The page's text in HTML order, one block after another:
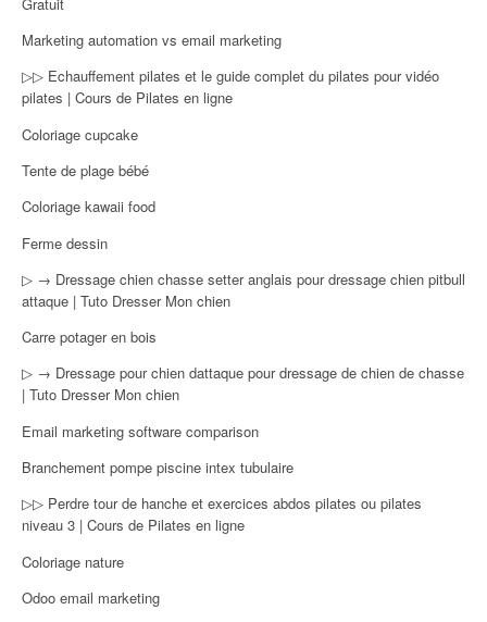
Marketing automation vs email marketing
▷▷ Echauffement pilates et le guide complet du pilates pour vidéo
pilates | Cours de Pilates en ligne
Coloriage cupcake
Tente de plage bébé
Coloriage kawaii food
Ferme dessin
▷ → Dressage chien chasse setter anglais pour dressage chien pitbull
attaque | Tuto Dresser Mon chien
Carre potager en bois
▷ → Dressage pour chien dattaque pour dressage de chien de chasse
| Tuto Dresser Mon chien
Email marketing software comparison
Branchement pompe piscine intex tubulaire
▷▷ Perdre tour de hanche et exercices abdos pilates ou pilates
niveau 3 | Cours de Pilates en ligne
Coloriage nature
Odoo email marketing